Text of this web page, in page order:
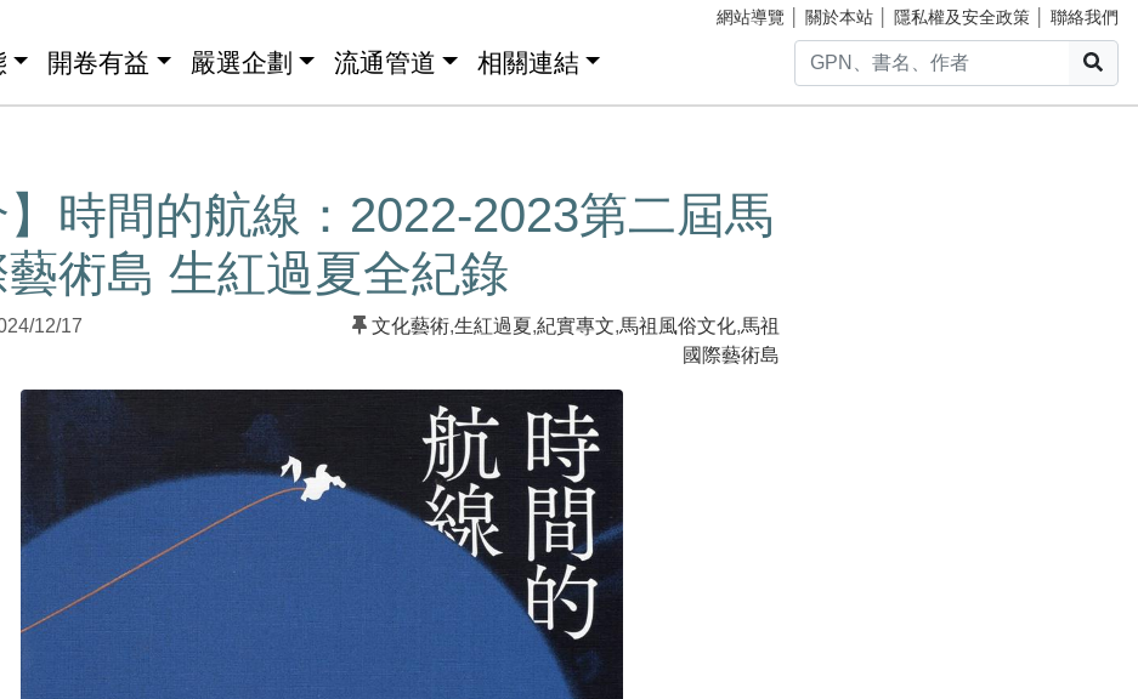
網站導覽 關於本站 隱私權及安全政策 聯絡我們
開卷有益 嚴選企劃 流通管道 相關連結
】時間的航線：2022-2023第二屆馬
術島 生紅過夏全紀錄
12/17 文化藝術,生紅過夏,紀實專文,馬祖風俗文化,馬祖
國際藝術島